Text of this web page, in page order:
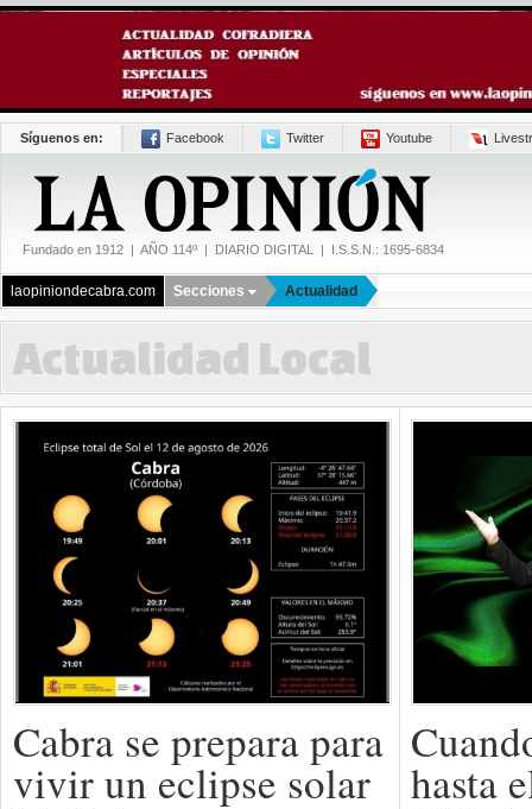
Síguenos en: Facebook Twitter Youtube
Fundado en 1912 | AÑO 114º | DIARIO DIGITAL | I.S.S.N.: 1695-6834
laopiniondecabra.com Secciones Actualidad
Actualidad Local
Cabra se prepara para
vivir un eclipse solar hasta